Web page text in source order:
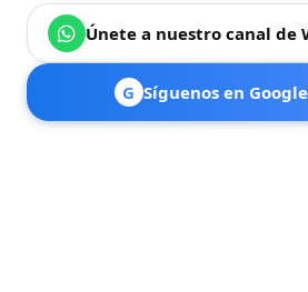
Únete a nuestro canal de
G Síguenos en